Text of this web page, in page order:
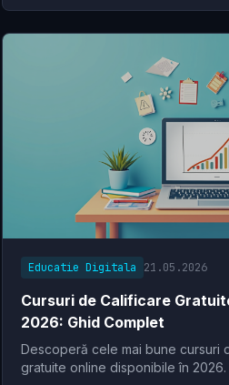
Educatie Digitala 21.05.2026
Cursuri de Calificare
2026: Ghid Complet
Descoperă cele mai bune cursuri
gratuite online disponibile în